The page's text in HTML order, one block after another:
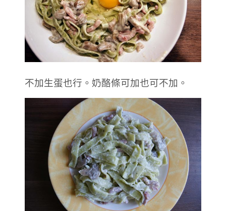
不加生蛋也行。奶酪條可加也可不加。